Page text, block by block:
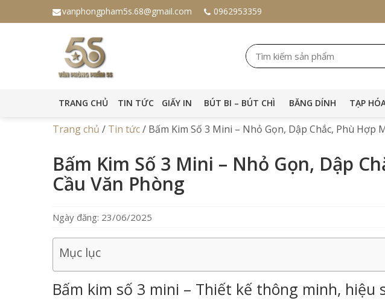
vanphongpham5s.68@gmail.com 0962953359
TRANG CHỦ TIN TỨC GIẤY IN BÚT BI – BÚT CHÌ BĂNG DÍNH TẠP
Trang chủ / Tin tức/ Bấm Kim Số 3 Mini – Nhỏ Gọn, Dập Chắc, Phù Hợp
Bấm Kim Số 3 Mini – Nhỏ Gọn, Dập
Cầu Văn Phòng
Ngày đăng: 23/06/2025
Mục lục
Bấm kim số 3 mini – Thiết kế thông minh,